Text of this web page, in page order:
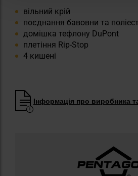
вільний крій
поєднання бавовни та
домішка тефлону DuPont
плетіння Rip-Stop
4 кишені
Інформація про виробника